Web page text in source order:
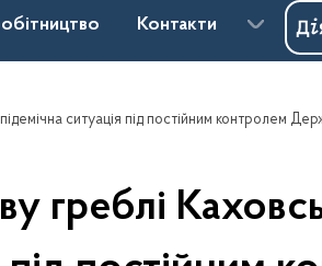
Контакти
греблі